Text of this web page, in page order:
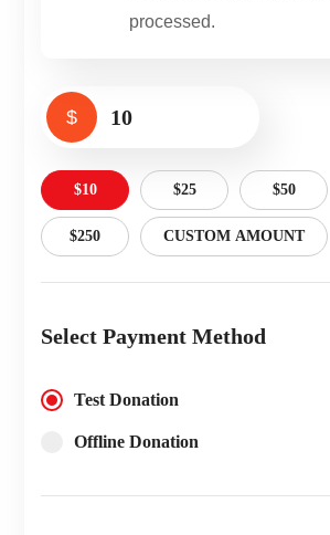
processed.
$
$10 $25 $50
$250 CUSTOM AMOUNT
Select Payment Method
Test Donation
Offline Donation